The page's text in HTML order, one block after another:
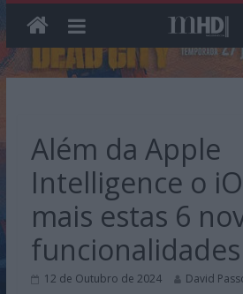
Além da Apple
Intelligence o
mais estas 6
funcionalidades
12 de Outubro de 2024 David